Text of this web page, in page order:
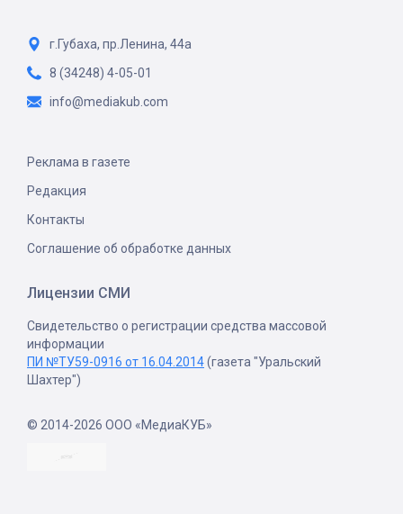
г.Губаха, пр.Ленина, 44а
8 (34248) 4-05-01
info@mediakub.com
Реклама в газете
Редакция
Контакты
Соглашение об обработке данных
Лицензии СМИ
Свидетельство о регистрации средства массовой
информации
ПИ №ТУ59-0916 от 16.04.2014(газета "Уральский
Шахтер")
© 2014-2026 ООО «МедиаКУБ»